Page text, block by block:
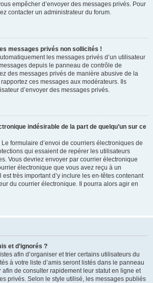
empêcher d’envoyer des messages privés. Pour
contacter un administrateur du forum.
messages privés non sollicités !
les messages privés d’un utilisateur
depuis le panneau de contrôle de
des messages privés de manière abusive de la
ces messages aux modérateurs. Ils
d’envoyer des messages privés.
indésirable de la part de quelqu’un sur ce
formulaire d’envoi de courriers électroniques de
qui essaient de repérer les utilisateurs
Vous devriez envoyer par courrier électronique
électronique que vous avez reçu à un
très important d’y inclure les en-têtes contenant
du courrier électronique. Il pourra alors agir en
et d’ignorés ?
afin d’organiser et trier certains utilisateurs du
à votre liste d’amis seront listés dans le panneau
afin de consulter rapidement leur statut en ligne et
privés. Selon le style utilisé, les messages publiés